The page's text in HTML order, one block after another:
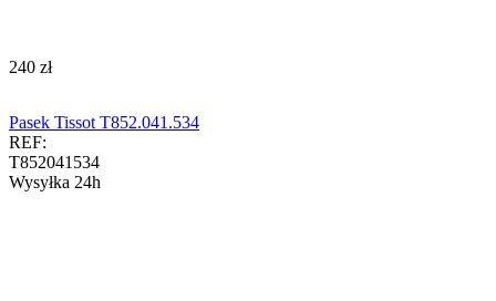
‍240‍ zł
Pasek Tissot T852.041.534
REF:
T852041534
Wysyłka 24h